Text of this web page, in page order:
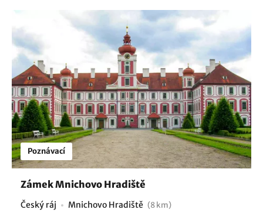
Poznávací
Zámek Mnichovo Hradiště
Český ráj Mnichovo Hradiště (8 km)